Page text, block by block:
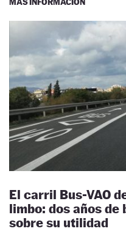
El carril Bus-VAO
limbo: dos años
sobre su utilidad